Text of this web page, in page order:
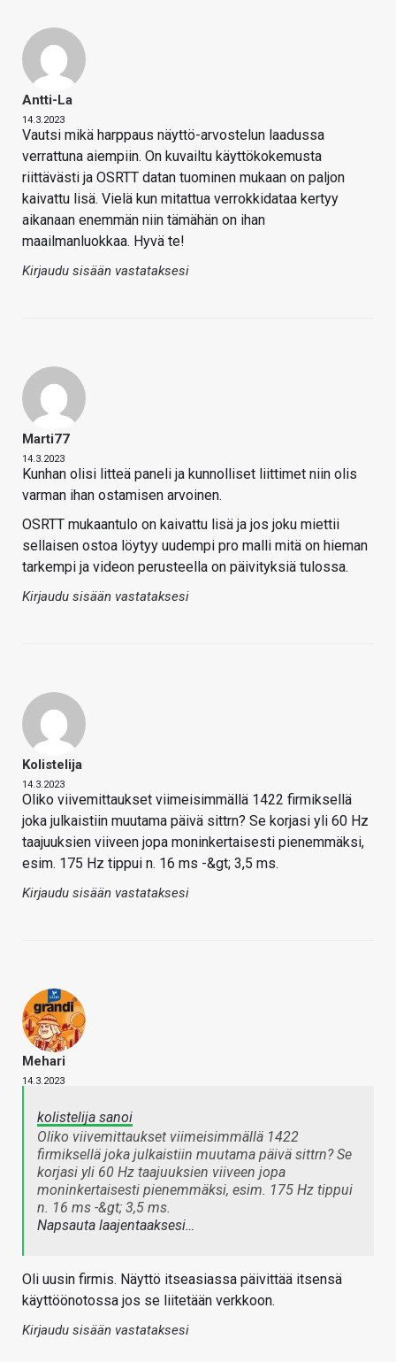
Antti-La
14.3.2023
Vautsi mikä harppaus näyttö-arvostelun laadussa
verrattuna aiempiin. On kuvailtu käyttökokemusta
riittävästi ja OSRTT datan tuominen mukaan on paljon
kaivattu lisä. Vielä kun mitattua verrokkidataa kertyy
aikanaan enemmän niin tämähän on ihan
maailmanluokkaa. Hyvä te!
Kirjaudu sisään vastataksesi
Marti77
14.3.2023
Kunhan olisi litteä paneli ja kunnolliset liittimet niin olis
varman ihan ostamisen arvoinen.
OSRTT mukaantulo on kaivattu lisä ja jos joku miettii
sellaisen ostoa löytyy uudempi pro malli mitä on hieman
tarkempi ja videon perusteella on päivityksiä tulossa.
Kirjaudu sisään vastataksesi
Kolistelija
14.3.2023
Oliko viivemittaukset viimeisimmällä 1422 firmiksellä
joka julkaistiin muutama päivä sittrn? Se korjasi yli 60 Hz
taajuuksien viiveen jopa moninkertaisesti pienemmäksi,
esim. 175 Hz tippui n. 16 ms -&gt; 3,5 ms.
Kirjaudu sisään vastataksesi
Mehari
14.3.2023
kolistelija sanoi
Oliko viivemittaukset viimeisimmällä 1422
firmiksellä joka julkaistiin muutama päivä sittrn? Se
korjasi yli 60 Hz taajuuksien viiveen jopa
moninkertaisesti pienemmäksi, esim. 175 Hz tippui
n. 16 ms -&gt; 3,5 ms.
Napsauta laajentaaksesi…
Oli uusin firmis. Näyttö itseasiassa päivittää itsensä
käyttöönotossa jos se liitetään verkkoon.
Kirjaudu sisään vastataksesi